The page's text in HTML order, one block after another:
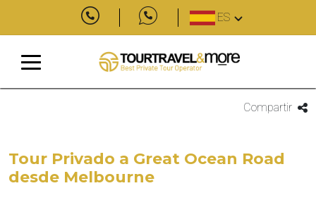
ES
Compartir
Tour Privado a Great Ocean Road
desde Melbourne